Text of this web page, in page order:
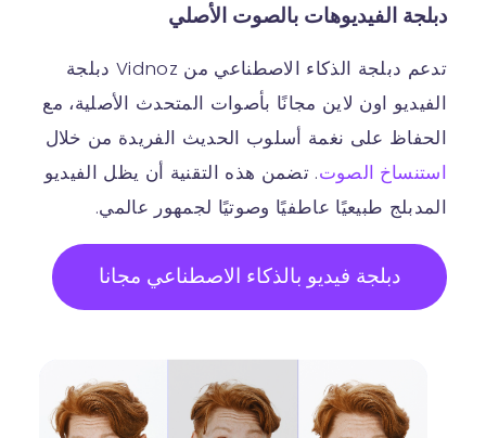
دبلجة الفيديوهات بالصوت الأصلي
تدعم دبلجة الذكاء الاصطناعي من Vidnoz دبلجة
الفيديو اون لاين مجانًا بأصوات المتحدث الأصلية، مع
الحفاظ على نغمة أسلوب الحديث الفريدة من خلال
استنساخ الصوت. تضمن هذه التقنية أن يظل الفيديو
المدبلج طبيعيًا عاطفيًا وصوتيًا لجمهور عالمي.
دبلجة فيديو بالذكاء الاصطناعي مجانا